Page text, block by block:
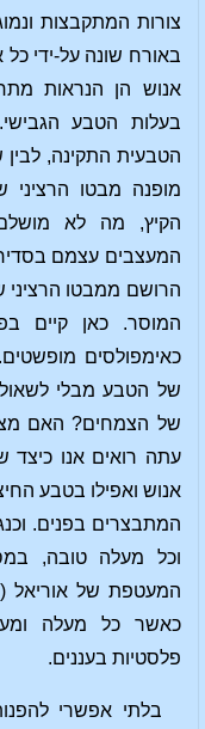
צורות המתקבצות
באורח שונה על-ידי
אנוש הן הנראות
בעלות הטבע
הטבעית התקינה,
מופנה מבטו הרציני
הקיץ, מה לא מושלם
המעצבים עצמם
הרושם ממבטו הרציני
המוסר. כאן קיים
כאימפולסים מופשטים.
של הטבע מבלי
של הצמחים? האם
עתה רואים אנו כיצד
אנוש ואפילו בטבע
המתבצרים בפנים.
וכל מעלה טובה,
המעטפת של אוריאל
כאשר כל מעלה
פלסטיות בעננים.
בלתי אפשרי